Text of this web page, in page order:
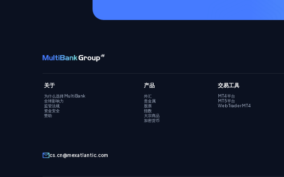
关于
为什么选择 MultiBank
全球影响力
监管法规
资金安全
赞助
产品
外汇
贵金属
股票
指数
大宗商品
加密货币
交易工具
MT4 平台
MT5 平台
Web Trader MT4
cs.cn@mexatlantic.com